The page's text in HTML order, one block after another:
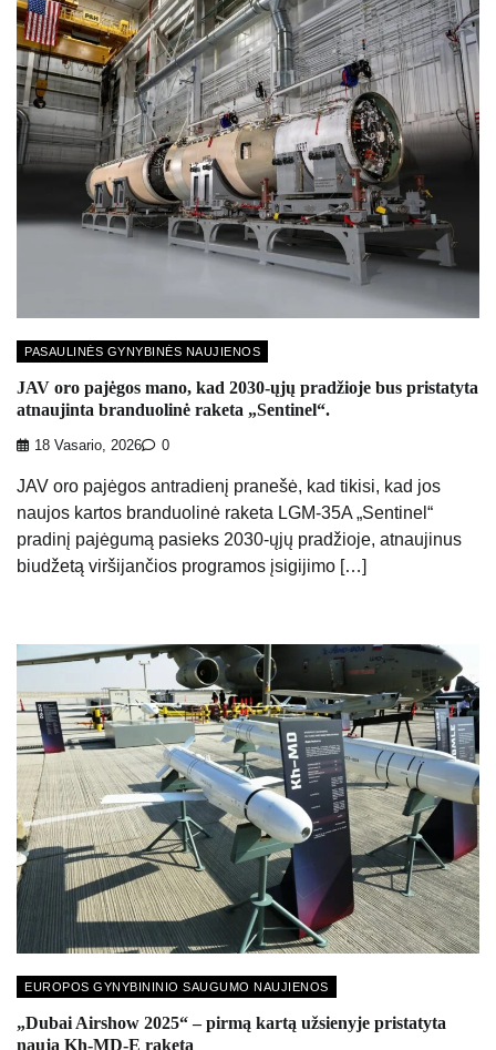
PASAULINĖS GYNYBINĖS NAUJIENOS
JAV oro pajėgos mano, kad 2030-ųjų pradžioje bus pristatyta
atnaujinta branduolinė raketa „Sentinel“.
18 Vasario, 2026 0
JAV oro pajėgos antradienį pranešė, kad tikisi, kad jos
naujos kartos branduolinė raketa LGM-35A „Sentinel“
pradinį pajėgumą pasieks 2030-ųjų pradžioje, atnaujinus
biudžetą viršijančios programos įsigijimo […]
EUROPOS GYNYBININIO SAUGUMO NAUJIENOS
„Dubai Airshow 2025“ – pirmą kartą užsienyje pristatyta
nauja Kh-MD-E raketa